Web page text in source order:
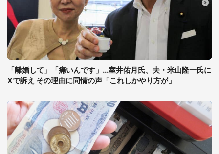
「離婚して」「痛いんです」...室井佑月氏、夫・米山隆一氏に
Xで訴え その理由に同情の声「これしかやり方が」